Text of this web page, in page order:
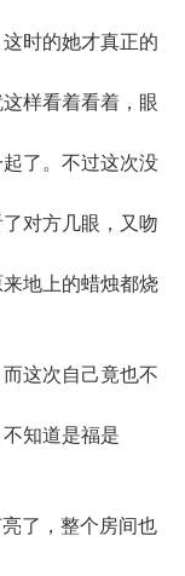
时的她才真正的
样看着看着，眼
了。不过这次没
对方几眼，又吻
地上的蜡烛都烧
这次自己竟也不
知道是福是
了，整个房间也